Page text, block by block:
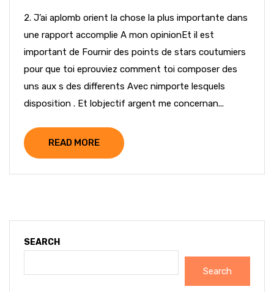
2. J’ai aplomb orient la chose la plus importante dans
une rapport accomplie A mon opinionEt il est
important de Fournir des points de stars coutumiers
pour que toi eprouviez comment toi composer des
uns aux s des differents Avec nimporte lesquels
disposition . Et lobjectif argent me concernan...
READ MORE
SEARCH
Search